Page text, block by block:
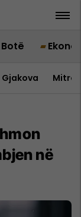
Botë
Gjakova
në